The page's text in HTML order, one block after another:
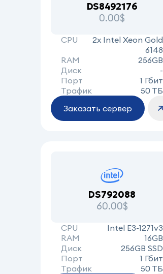
DS8492176
0.00$
CPU
2x Intel Xeon Gold
6148
RAM
256GB
Диск
-
Порт
1 Гбит
Трафик
50 ТБ
Заказать сервер
DS792088
60.00$
CPU
Intel E3-1271v3
RAM
16GB
Диск
256GB SSD
Порт
1 Гбит
Трафик
50 ТБ